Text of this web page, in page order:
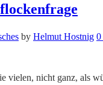
by Helmut Hostnig 0
vielen, nicht ganz, als